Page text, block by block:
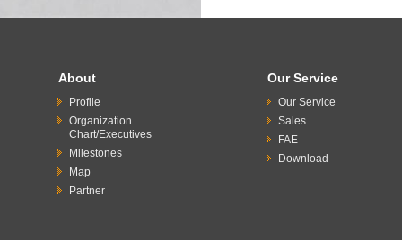
About
Profile
Organization
Chart/Executives
Milestones
Map
Partner
Our Service
Our Service
Sales
FAE
Download